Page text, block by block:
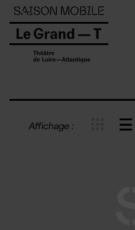
Affichage :
Panneau de gestion des cookies